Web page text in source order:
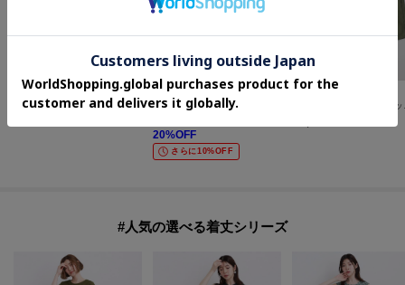
Couture Brooch
【洗える】リボン エンブロ スカート
UNTITLED
20%OFF
さらに10%OFF
Right-on（LADIES）
【
#人気の選べる着丈シリーズ